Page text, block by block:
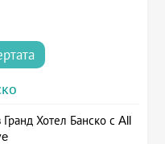
Хотел Банско с All